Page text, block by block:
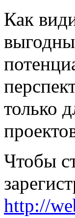
Как
только
Чтобы
http://